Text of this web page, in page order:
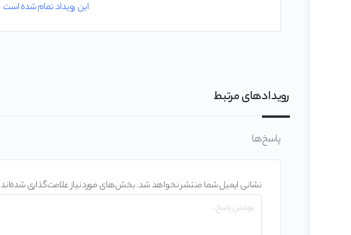
این رویداد تمام شده است
رویدادهای مرتبط
پاسخ‌ها
نشانی ایمیل شما منتشر نخواهد شد.بخش‌های موردنیاز علامت‌گذاری شده‌اند